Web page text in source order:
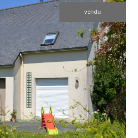
vendu
voir le bien